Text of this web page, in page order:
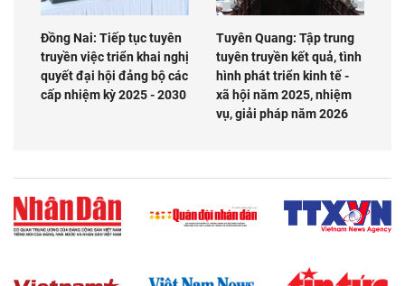
Đồng Nai: Tiếp tục tuyên
truyền việc triển khai nghị
quyết đại hội đảng bộ các
cấp nhiệm kỳ 2025 - 2030
Tuyên Quang: Tập trung
tuyên truyền kết quả, tình
hình phát triển kinh tế -
xã hội năm 2025, nhiệm
vụ, giải pháp năm 2026